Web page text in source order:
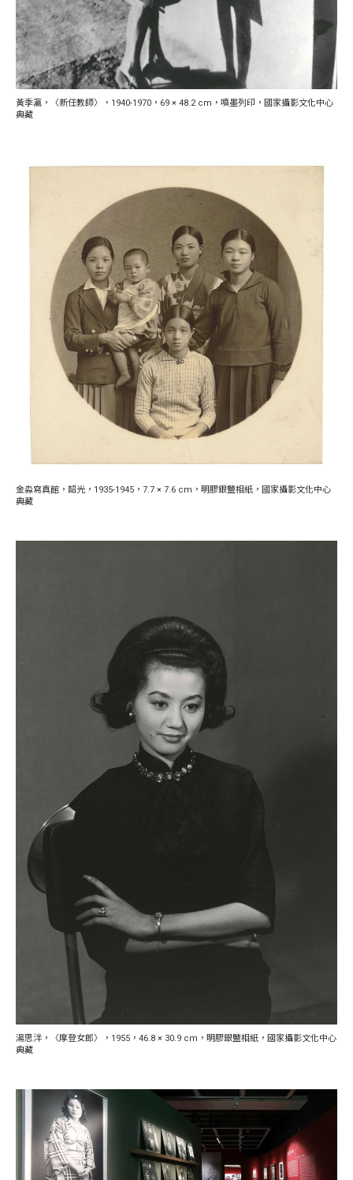
黃季瀛，〈新任教師〉，1940-1970，69 × 48.2 cm，噴墨列印，國家攝影文化中心
典藏
金淼寫真館，韶光，1935-1945，7.7 × 7.6 cm，明膠銀鹽相紙，國家攝影文化中心
典藏
湯思泮，〈摩登女郎〉，1955，46.8 × 30.9 cm，明膠銀鹽相紙，國家攝影文化中心
典藏